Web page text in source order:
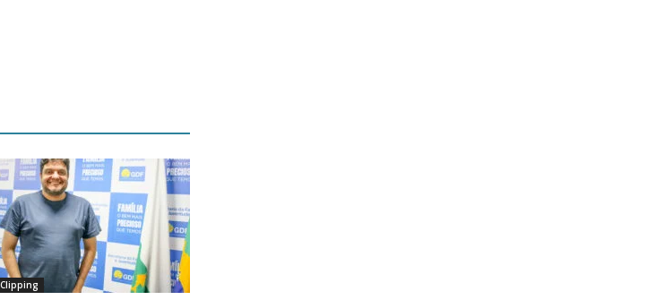
Clipping